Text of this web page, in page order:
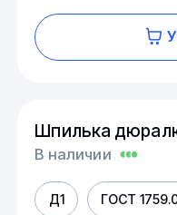
Шпилька
В наличии
Д1 ГОСТ